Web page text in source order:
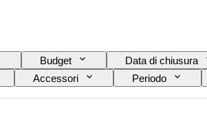
Budget Data di chiusura
Accessori Periodo
Epoca